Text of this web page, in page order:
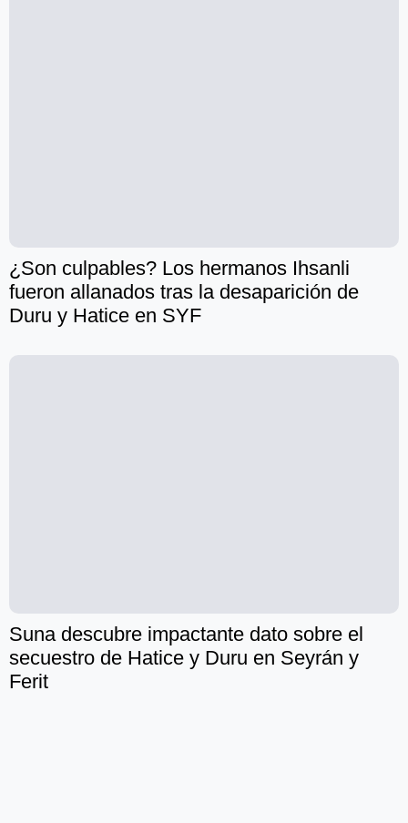
¿Son culpables? Los hermanos Ihsanli
fueron allanados tras la desaparición de
Duru y Hatice en SYF
Suna descubre impactante dato sobre el
secuestro de Hatice y Duru en Seyrán y
Ferit